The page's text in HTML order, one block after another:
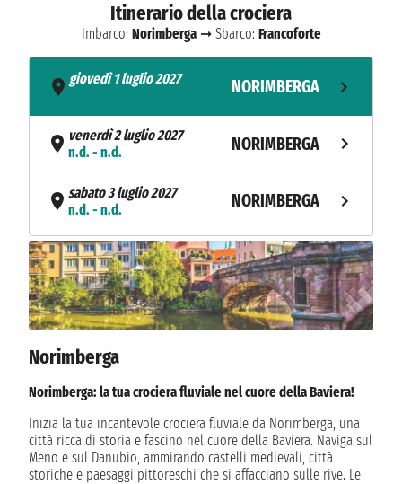
Itinerario della crociera
Imbarco: Norimberga➞ Sbarco: Francoforte
giovedì 1 luglio 2027
NORIMBERGA
venerdì 2 luglio 2027
n.d. - n.d.
NORIMBERGA
sabato 3 luglio 2027
n.d. - n.d.
NORIMBERGA
domenica 4 luglio 2027
n.d. - n.d.
NORIMBERGA
lunedì 5 luglio 2027
n.d. - n.d.
RUDESHEIM
martedì 6 luglio 2027
n.d. - n.d.
KUES
mercoledì 7 luglio 2027
n.d. - n.d.
MEHRING BEI
TRIER
Norimberga
Norimberga: la tua crociera fluviale nel cuore della Baviera!
Inizia la tua incantevole crociera fluviale da Norimberga, una
città ricca di storia e fascino nel cuore della Baviera. Naviga sul
Meno e sul Danubio, ammirando castelli medievali, città
storiche e paesaggi pittoreschi che si affacciano sulle rive. Le